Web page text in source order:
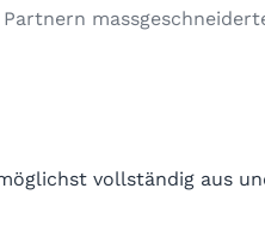
vollständig aus